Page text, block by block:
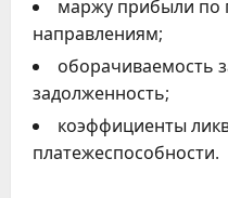
маржу прибыли по
направлениям;
оборачиваемость
задолженность;
коэффициенты
платежеспособности.